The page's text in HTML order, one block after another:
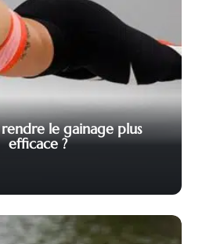
le gainage plus
efficace ?